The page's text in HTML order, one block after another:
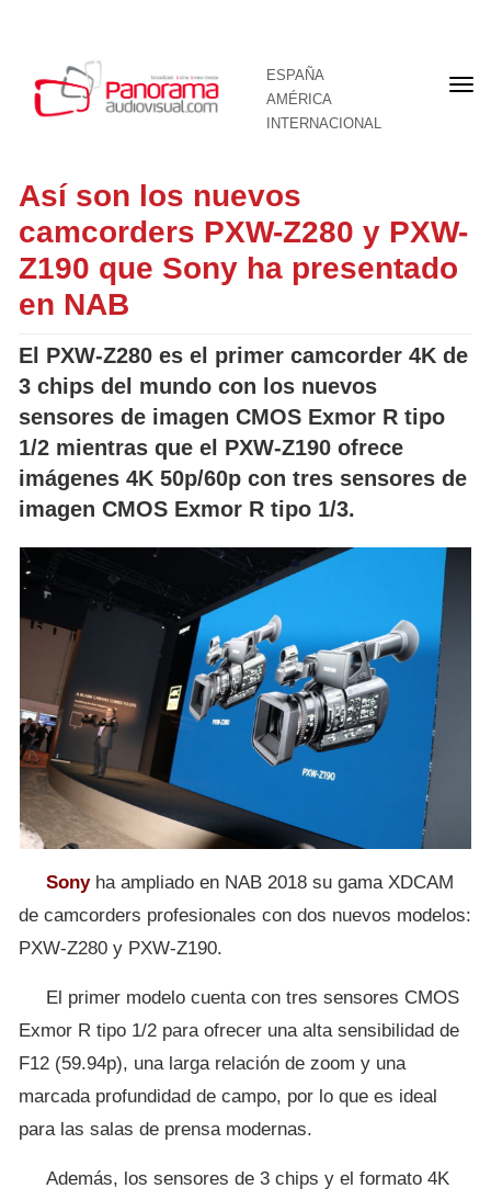
ESPAÑA
AMÉRICA
INTERNACIONAL
Así son los nuevos
camcorders PXW-Z280 y PXW-
Z190 que Sony ha presentado
en NAB
El PXW-Z280 es el primer camcorder 4K de
3 chips del mundo con los nuevos
sensores de imagen CMOS Exmor R tipo
1/2 mientras que el PXW-Z190 ofrece
imágenes 4K 50p/60p con tres sensores de
imagen CMOS Exmor R tipo 1/3.
Sonyha ampliado en NAB 2018 su gama XDCAM
de camcorders profesionales con dos nuevos modelos:
PXW-Z280 y PXW-Z190.
El primer modelo cuenta con tres sensores CMOS
Exmor R tipo 1/2 para ofrecer una alta sensibilidad de
F12 (59.94p), una larga relación de zoom y una
marcada profundidad de campo, por lo que es ideal
para las salas de prensa modernas.
Además, los sensores de 3 chips y el formato 4K